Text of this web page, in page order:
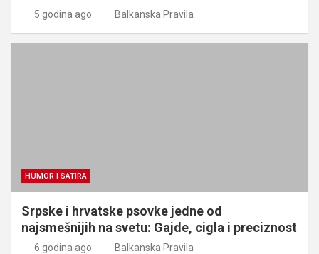
5 godina ago Balkanska Pravila
HUMOR I SATIRA
Srpske i hrvatske psovke jedne od
najsmešnijih na svetu: Gajde, cigla i preciznost
6 godina ago Balkanska Pravila